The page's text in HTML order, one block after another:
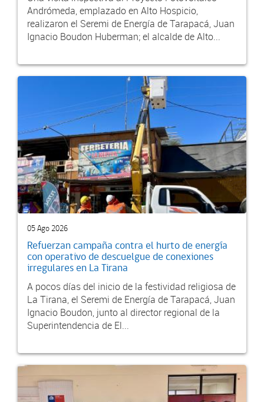
Andrómeda, emplazado en Alto Hospicio,
realizaron el Seremi de Energía de Tarapacá, Juan
Ignacio Boudon Huberman; el alcalde de Alto...
05 Ago 2026
Refuerzan campaña contra el hurto de energía
con operativo de descuelgue de conexiones
irregulares en La Tirana
A pocos días del inicio de la festividad religiosa de
La Tirana, el Seremi de Energía de Tarapacá, Juan
Ignacio Boudon, junto al director regional de la
Superintendencia de El...